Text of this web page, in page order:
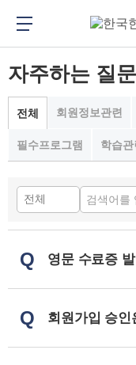
가
가
메뉴 버튼
자주하는 질문
전체 회원정보관련
필수프로그램 학습관
Q 영문 수료증
Q 회원가입 승